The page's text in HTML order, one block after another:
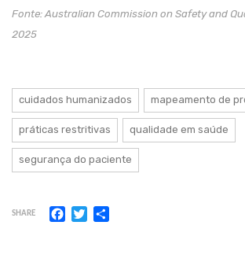
Fonte: Australian Commission on Safety and
2025
cuidados humanizados mapeamento de
práticas restritivas qualidade em saúde
segurança do paciente
SHARE Facebook
Twitter